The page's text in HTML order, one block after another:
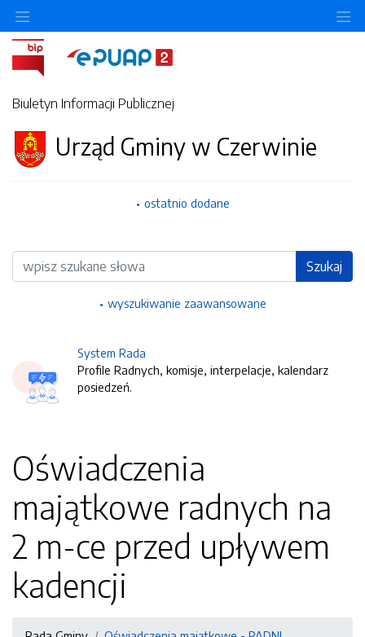
Biuletyn Informacji Publicznej
Urząd Gminy w Czerwinie
ostatnio dodane
Wyszukiwarka Szukaj
wyszukiwanie zaawansowane
System Rada
Profile Radnych, komisje, interpelacje, kalendarz
posiedzeń.
Oświadczenia
majątkowe radnych na
2 m-ce przed upływem
kadencji